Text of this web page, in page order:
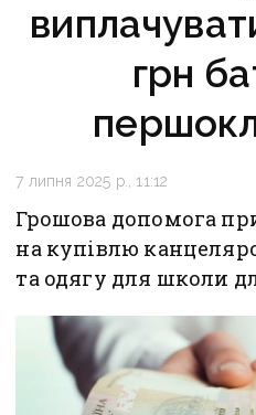
грн
7 липня 2025 р., 11:12
Грошова допомога
на купівлю
та одягу для школи